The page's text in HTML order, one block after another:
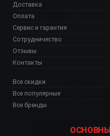
Доставка
Оплата
Сервис и гарантия
Сотрудничество
Отзывы
Контакты
Все скидки
Все популярные
Все бренды